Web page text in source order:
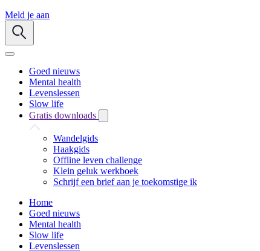
Meld je aan
Goed nieuws
Mental health
Levenslessen
Slow life
Gratis downloads
Wandelgids
Haakgids
Offline leven challenge
Klein geluk werkboek
Schrijf een brief aan je toekomstige ik
Home
Goed nieuws
Mental health
Slow life
Levenslessen